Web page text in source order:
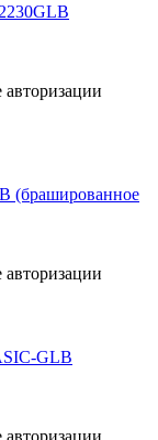
(брашированное
GLB